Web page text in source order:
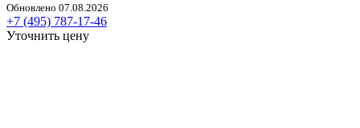
Обновлено 07.08.2026
+7 (495) 787-17-46
Уточнить цену